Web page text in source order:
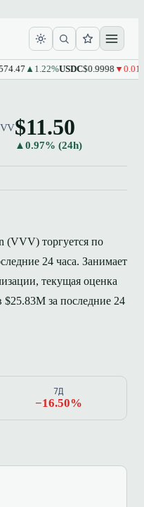
▲1.22%USDC$0.9998▼0.01%
$11.50
▲0.97% (24h)
(VVV) торгуется по
24 часа. Занимает
текущая оценка
за последние 24
7Д
−16.50%